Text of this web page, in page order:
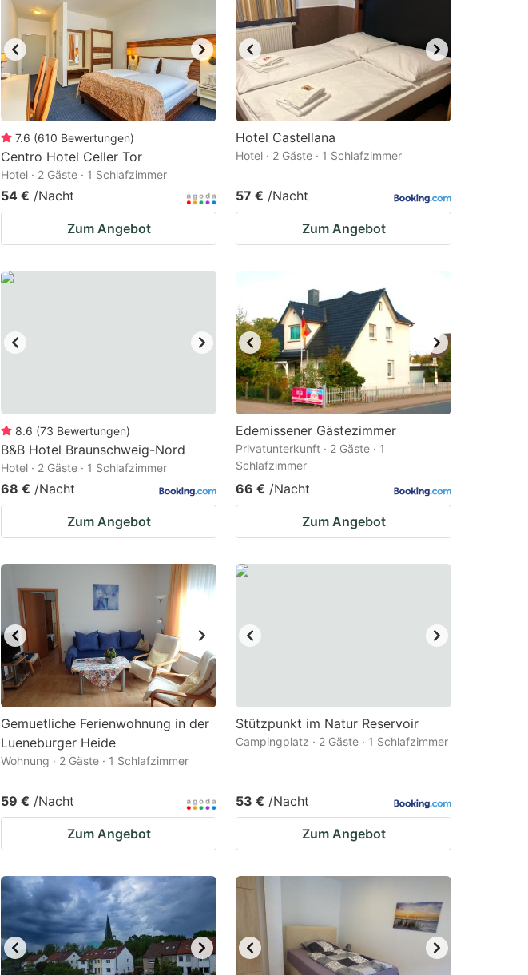
7.6 (610 Bewertungen)
Centro Hotel Celler Tor
Hotel · 2 Gäste · 1 Schlafzimmer
54 € /Nacht
Zum Angebot
Hotel Castellana
Hotel · 2 Gäste · 1 Schlafzimmer
57 € /Nacht
Zum Angebot
8.6 (73 Bewertungen)
B&B Hotel Braunschweig-Nord
Hotel · 2 Gäste · 1 Schlafzimmer
68 € /Nacht
Zum Angebot
Edemissener Gästezimmer
Privatunterkunft · 2 Gäste · 1
Schlafzimmer
66 € /Nacht
Zum Angebot
Gemuetliche Ferienwohnung in der
Lueneburger Heide
Wohnung · 2 Gäste · 1 Schlafzimmer
59 € /Nacht
Zum Angebot
Stützpunkt im Natur Reservoir
Campingplatz · 2 Gäste · 1 Schlafzimmer
53 € /Nacht
Zum Angebot